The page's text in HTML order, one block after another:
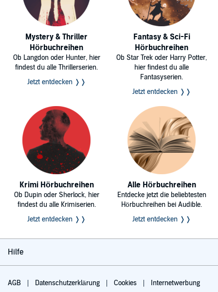
Mystery & Thriller
Hörbuchreihen
Ob Langdon oder Hunter, hier
findest du alle Thrillerserien.
Jetzt entdecken ❭❭
Fantasy & Sci-Fi
Hörbuchreihen
Ob Star Trek oder Harry Potter,
hier findest du alle
Fantasyserien.
Jetzt entdecken ❭❭
Krimi Hörbuchreihen
Ob Dupin oder Sherlock, hier
findest du alle Krimiserien.
Jetzt entdecken ❭❭
Alle Hörbuchreihen
Entdecke jetzt die beliebtesten
Hörbuchreihen bei Audible.
Jetzt entdecken ❭❭
Hilfe
AGB Datenschutzerklärung Cookies Internetwerbung